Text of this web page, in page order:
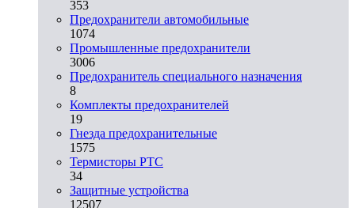
353
Предохранители автомобильные
1074
Промышленные предохранители
3006
Предохранитель специального назначения
8
Комплекты предохранителей
19
Гнезда предохранительные
1575
Термисторы PTC
34
Защитные устройства
12507